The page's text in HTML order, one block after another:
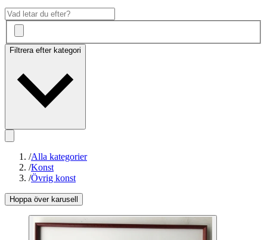
Filtrera efter kategori
/Alla kategorier
/Konst
/Övrig konst
Hoppa över karusell